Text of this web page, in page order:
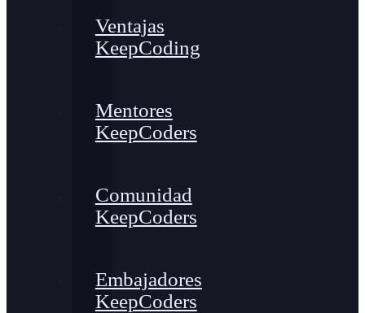
Ventajas
KeepCoding
Mentores
KeepCoders
Comunidad
KeepCoders
Embajadores
KeepCoders